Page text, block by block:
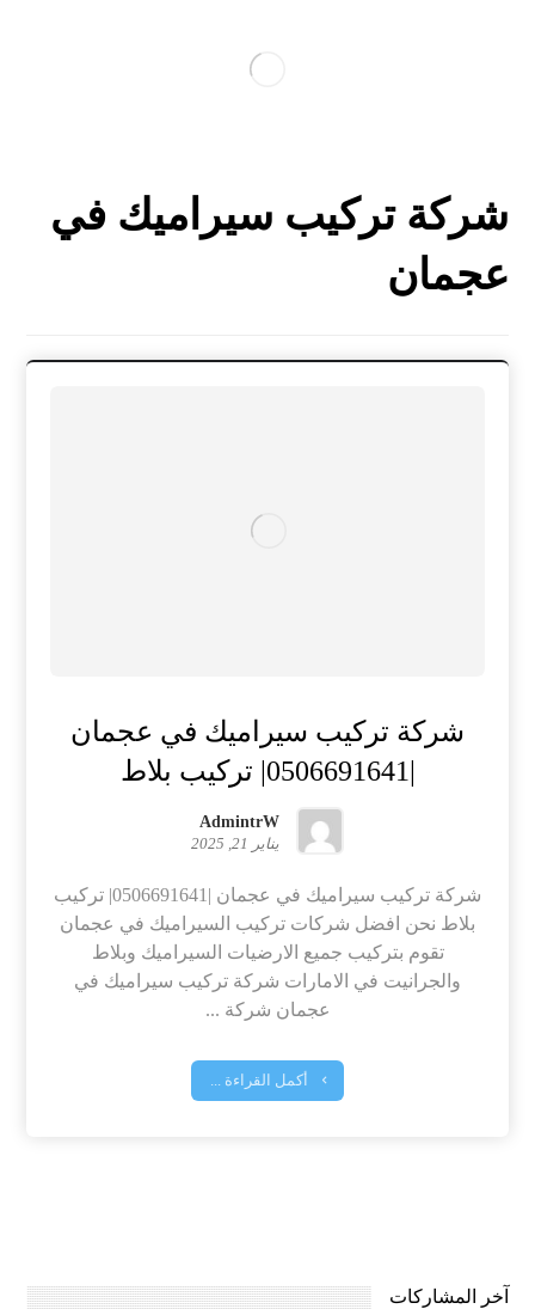
شركة تركيب سيراميك في
عجمان
شركة تركيب سيراميك في عجمان
AdmintrW
يناير 21, 2025
شركة تركيب سيراميك في عجمان |0506691641| تركيب
بلاط نحن افضل شركات تركيب السيراميك في عجمان
تقوم بتركيب جميع الارضيات السيراميك وبلاط
والجرانيت في الامارات شركة تركيب سيراميك في
عجمان شركة ...
أكمل القراءة ...
آخر المشاركات